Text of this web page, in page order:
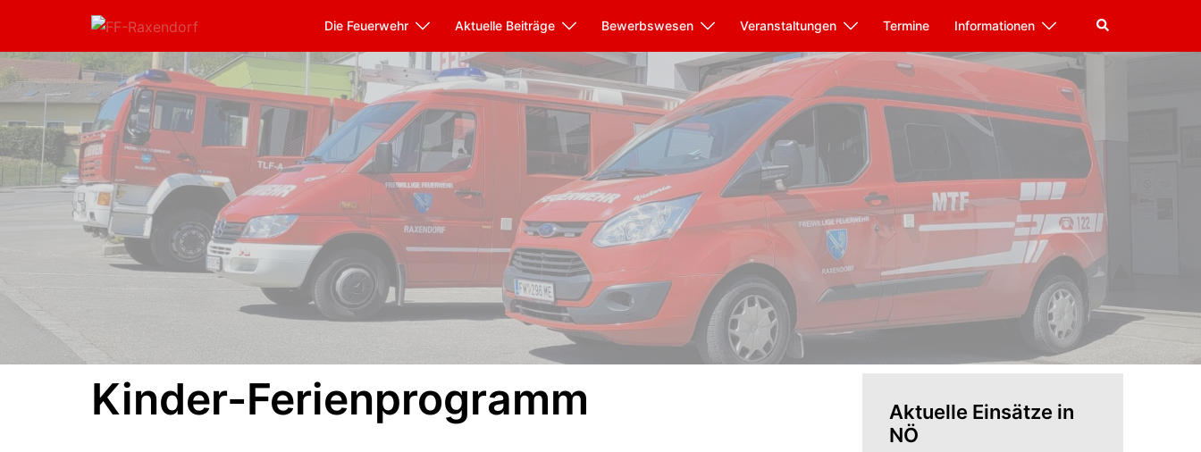
Die Feuerwehr Aktuelle Beiträge Bewerbswesen Veranstaltungen Termine Informationen
Kinder-Ferienprogramm
Aktuelle Einsätze in
NÖ